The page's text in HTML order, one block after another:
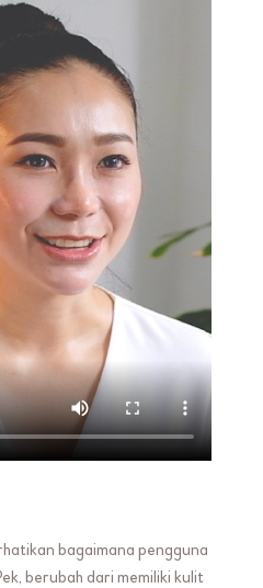
bagaimana pengguna
berubah dari memiliki kulit